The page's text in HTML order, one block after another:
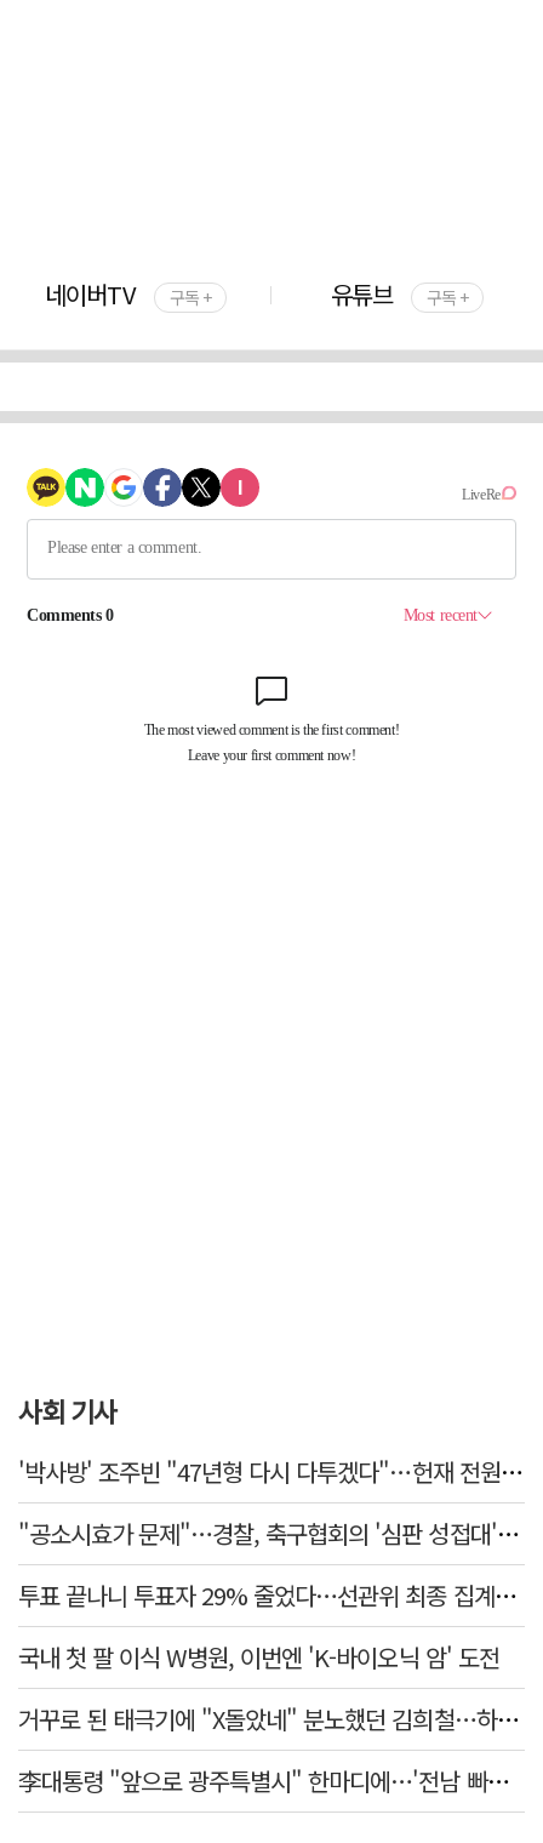
네이버TV 구독 + 유튜브 구독 +
사회 기사
'박사방' 조주빈 "47년형 다시 다투겠다"…헌재 전원일치 기각
"공소시효가 문제"…경찰, 축구협회의 '심판 성접대' 수사 여부 검토한다
투표 끝나니 투표자 29% 줄었다…선관위 최종 집계서 수백명 '증발'
국내 첫 팔 이식 W병원, 이번엔 'K-바이오닉 암' 도전
거꾸로 된 태극기에 "X돌았네" 분노했던 김희철…하루만에 사과
李대통령 "앞으로 광주특별시" 한마디에…'전남 빠진 약칭' 논란 재점화